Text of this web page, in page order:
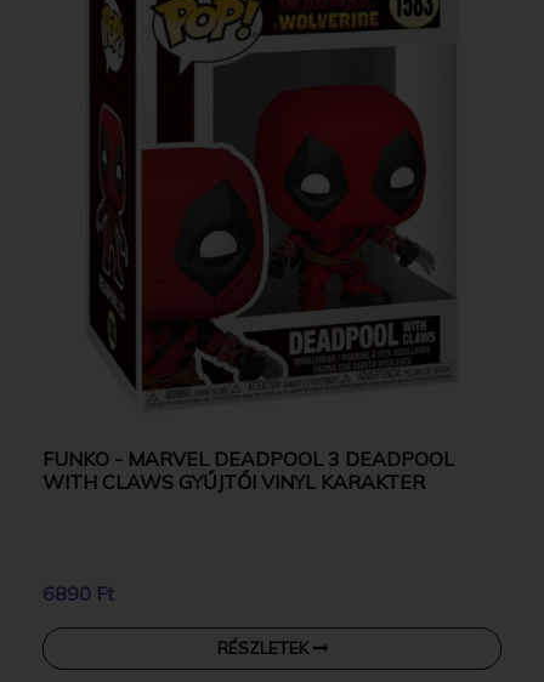
FUNKO - MARVEL DEADPOOL 3 DEADPOOL
WITH CLAWS GYŰJTŐI VINYL KARAKTER
6890 Ft
RÉSZLETEK